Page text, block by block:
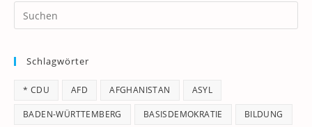
Schlagwörter
* CDU AFD AFGHANISTAN ASYL
BADEN-WÜRTTEMBERG BASISDEMOKRATIE BILDUNG